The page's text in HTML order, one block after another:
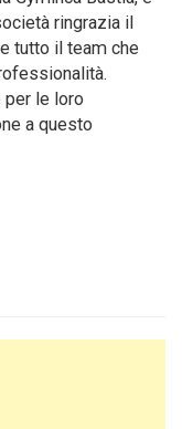
ringrazia il
tutto il team che
per le loro
a questo